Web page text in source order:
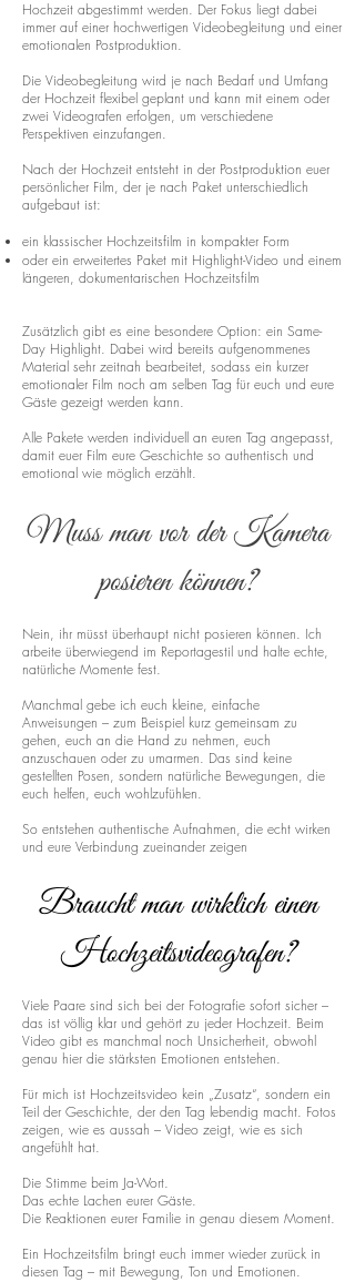
Hochzeit abgestimmt werden. Der Fokus liegt dabei
immer auf einer hochwertigen Videobegleitung und einer
emotionalen Postproduktion.
Die Videobegleitung wird je nach Bedarf und Umfang
der Hochzeit flexibel geplant und kann mit einem oder
zwei Videografen erfolgen, um verschiedene
Perspektiven einzufangen.
Nach der Hochzeit entsteht in der Postproduktion euer
persönlicher Film, der je nach Paket unterschiedlich
aufgebaut ist:
ein klassischer Hochzeitsfilm in kompakter Form
oder ein erweitertes Paket mit Highlight-Video und einem
längeren, dokumentarischen Hochzeitsfilm
Zusätzlich gibt es eine besondere Option: ein Same-
Day Highlight. Dabei wird bereits aufgenommenes
Material sehr zeitnah bearbeitet, sodass ein kurzer
emotionaler Film noch am selben Tag für euch und eure
Gäste gezeigt werden kann.
Alle Pakete werden individuell an euren Tag angepasst,
damit euer Film eure Geschichte so authentisch und
emotional wie möglich erzählt.
Muss man vor der Kamera
posieren können?
Nein, ihr müsst überhaupt nicht posieren können. Ich
arbeite überwiegend im Reportagestil und halte echte,
natürliche Momente fest.
Manchmal gebe ich euch kleine, einfache
Anweisungen – zum Beispiel kurz gemeinsam zu
gehen, euch an die Hand zu nehmen, euch
anzuschauen oder zu umarmen. Das sind keine
gestellten Posen, sondern natürliche Bewegungen, die
euch helfen, euch wohlzufühlen.
So entstehen authentische Aufnahmen, die echt wirken
und eure Verbindung zueinander zeigen
Braucht man wirklich einen
Hochzeitsvideografen?
Viele Paare sind sich bei der Fotografie sofort sicher –
das ist völlig klar und gehört zu jeder Hochzeit. Beim
Video gibt es manchmal noch Unsicherheit, obwohl
genau hier die stärksten Emotionen entstehen.
Für mich ist Hochzeitsvideo kein „Zusatz“, sondern ein
Teil der Geschichte, der den Tag lebendig macht. Fotos
zeigen, wie es aussah – Video zeigt, wie es sich
angefühlt hat.
Die Stimme beim Ja-Wort.
Das echte Lachen eurer Gäste.
Die Reaktionen eurer Familie in genau diesem Moment.
Ein Hochzeitsfilm bringt euch immer wieder zurück in
diesen Tag – mit Bewegung, Ton und Emotionen.